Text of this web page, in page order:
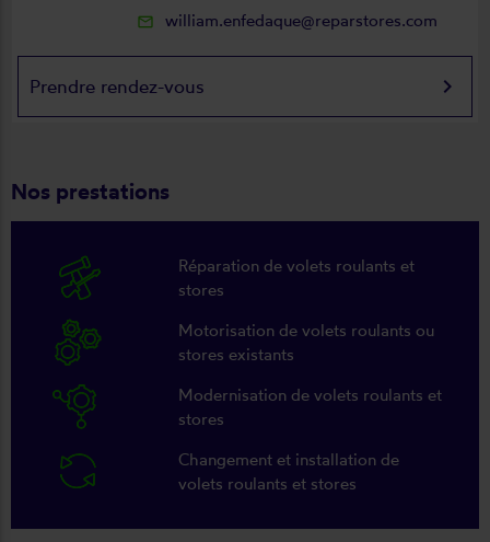
mail_outline william.enfedaque@reparstores.com
Prendre rendez-vous keyboard_arrow_right
Nos prestations
Réparation de volets roulants et
stores
Motorisation de volets roulants ou
stores existants
Modernisation de volets roulants et
stores
Changement et installation de
volets roulants et stores